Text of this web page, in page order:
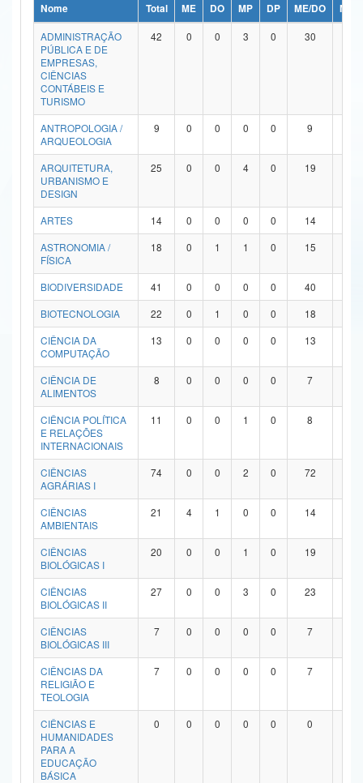
Ministério da Ciência, Tecnologia, Inovações e Comunicações
Ministério do Meio Ambiente
Ministério do Turismo
Ministério do Desenvolvimento Regional
Controladoria-Geral da União
Ministério da Mulher, da Família e dos Direitos Humanos
Secretaria de Governo
Advocacia-Geral da União
Banco Central do Brasil
Nome Total ME DO MP DP ME/DO
MP/
ADMINISTRAÇÃO
PÚBLICA E DE
EMPRESAS,
CIÊNCIAS
CONTÁBEIS E
TURISMO
42 0 0 3 0 30
ANTROPOLOGIA /
ARQUEOLOGIA
9 0 0 0 0 9
ARQUITETURA,
URBANISMO E
DESIGN
25 0 0 4 0 19
ARTES 14 0 0 0 0 14
ASTRONOMIA /
FÍSICA
18 0 1 1 0 15
BIODIVERSIDADE 41 0 0 0 0 40
BIOTECNOLOGIA
22 0 1 0 0 18
CIÊNCIA DA
COMPUTAÇÃO
13 0 0 0 0 13
CIÊNCIA DE
ALIMENTOS
8 0 0 0 0 7
CIÊNCIA POLÍTICA
E RELAÇÕES
INTERNACIONAIS
11 0 0 1 0 8
CIÊNCIAS
AGRÁRIAS I
74 0 0 2 0 72
CIÊNCIAS
AMBIENTAIS
21 4 1 0 0 14
CIÊNCIAS
BIOLÓGICAS I
20 0 0 1 0 19
CIÊNCIAS
BIOLÓGICAS II
27 0 0 3 0 23
CIÊNCIAS
BIOLÓGICAS III
7 0 0 0 0 7
CIÊNCIAS DA
RELIGIÃO E
TEOLOGIA
7 0 0 0 0 7
CIÊNCIAS E
HUMANIDADES
PARA A
EDUCAÇÃO
BÁSICA
0 0 0 0 0 0